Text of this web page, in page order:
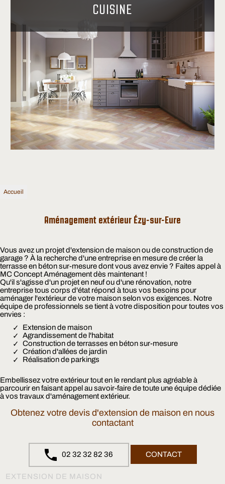
CUISINE
Accueil
Aménagement extérieur Ézy-sur-Eure
Vous avez un projet d'extension de maison ou de construction de
garage ? À la recherche d'une entreprise en mesure de créer la
terrasse en béton sur-mesure dont vous avez envie ? Faites appel à
MC Concept Aménagement dès maintenant !
Qu'il s'agisse d'un projet en neuf ou d'une rénovation, notre
entreprise tous corps d'état répond à tous vos besoins pour
aménager l'extérieur de votre maison selon vos exigences. Notre
équipe de professionnels se tient à votre disposition pour toutes vos
envies :
Extension de maison
Agrandissement de l'habitat
Construction de terrasses en béton sur-mesure
Création d'allées de jardin
Réalisation de parkings
Embellissez votre extérieur tout en le rendant plus agréable à
parcourir en faisant appel au savoir-faire de toute une équipe dédiée
à vos travaux d'aménagement extérieur.
Obtenez votre devis d'extension de maison en nous
contactant
02 32 32 82 36 CONTACT
EXTENSION DE MAISON